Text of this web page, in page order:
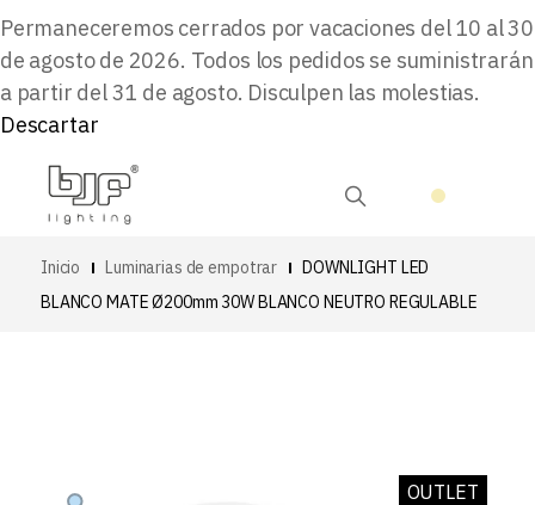
Permaneceremos cerrados por vacaciones del 10 al 30
de agosto de 2026. Todos los pedidos se suministrarán
a partir del 31 de agosto. Disculpen las molestias.
Descartar
Inicio Luminarias de empotrar
DOWNLIGHT LED
BLANCO MATE Ø200mm 30W BLANCO NEUTRO REGULABLE
OUTLET